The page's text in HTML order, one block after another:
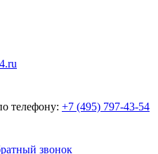
телефону: +7 (495) 797-43-54
звонок